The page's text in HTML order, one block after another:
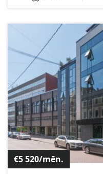
€5 520/mēn.